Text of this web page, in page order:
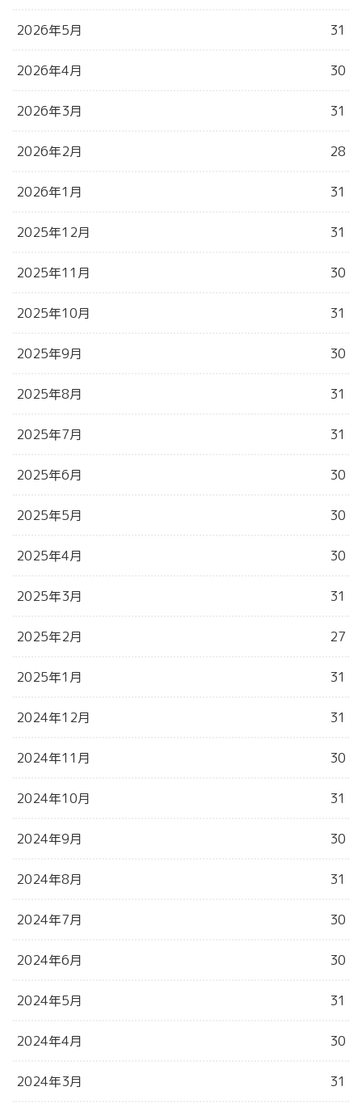
2026年5月 31
2026年4月 30
2026年3月 31
2026年2月 28
2026年1月 31
2025年12月 31
2025年11月 30
2025年10月 31
2025年9月 30
2025年8月 31
2025年7月 31
2025年6月 30
2025年5月 30
2025年4月 30
2025年3月 31
2025年2月 27
2025年1月 31
2024年12月 31
2024年11月 30
2024年10月 31
2024年9月 30
2024年8月 31
2024年7月 30
2024年6月 30
2024年5月 31
2024年4月 30
2024年3月 31